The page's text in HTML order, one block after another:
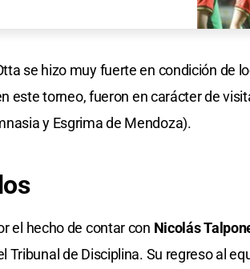
se hizo muy fuerte en condición de
este torneo, fueron en carácter de
y Esgrima de Mendoza).
el hecho de contar con Nicolás
Tribunal de Disciplina. Su regreso al